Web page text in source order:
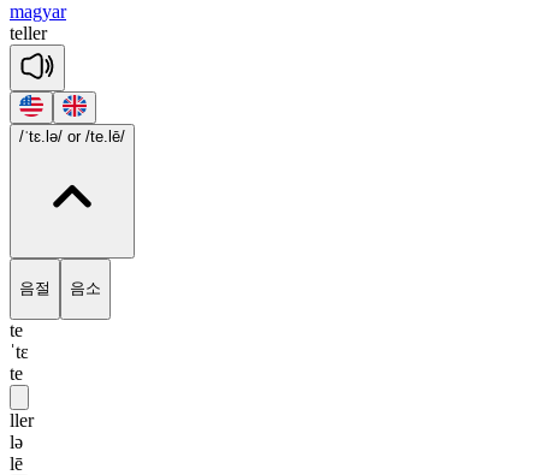
magyar
teller
/ˈtɛ.lə/ or /te.lē/
음절 음소
te
ˈtɛ
te
ller
lə
lē